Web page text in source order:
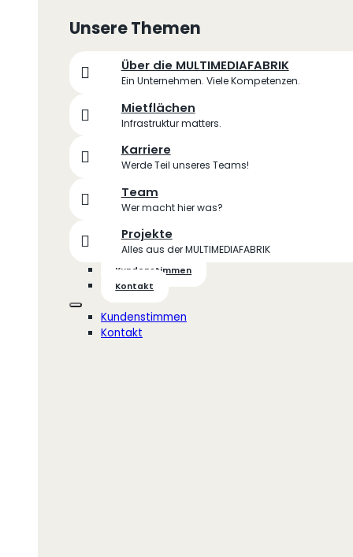
Unsere Themen
Über die MULTIMEDIAFABRIK
Ein Unternehmen. Viele Kompetenzen.
Mietflächen
Infrastruktur matters.
Karriere
Werde Teil unseres Teams!
Team
Wer macht hier was?
Projekte
Alles aus der MULTIMEDIAFABRIK
Kundenstimmen
Kontakt
Kundenstimmen
Kontakt